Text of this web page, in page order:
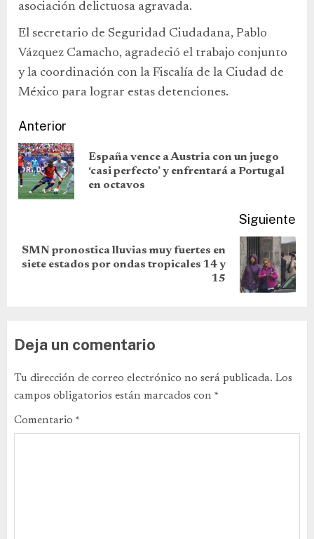
asociación delictuosa agravada.
El secretario de Seguridad Ciudadana, Pablo
Vázquez Camacho, agradeció el trabajo conjunto
y la coordinación con la Fiscalía de la Ciudad de
México para lograr estas detenciones.
Anterior
España vence a Austria con un juego
‘casi perfecto’ y enfrentará a Portugal
en octavos
Siguiente
SMN pronostica lluvias muy fuertes en
siete estados por ondas tropicales 14 y
15
Deja un comentario
Tu dirección de correo electrónico no será publicada. Los
campos obligatorios están marcados con *
Comentario *